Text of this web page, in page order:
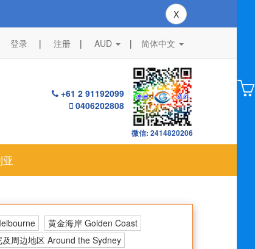
X
登录 注册 AUD | 简体中文
+61 2 91192099
0406202808
微信: 2414820206
黄金海岸 Golden Coast
及周边地区 Around the Sydney